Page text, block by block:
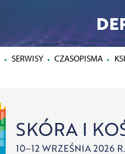
SERWISY CZASOPISMA